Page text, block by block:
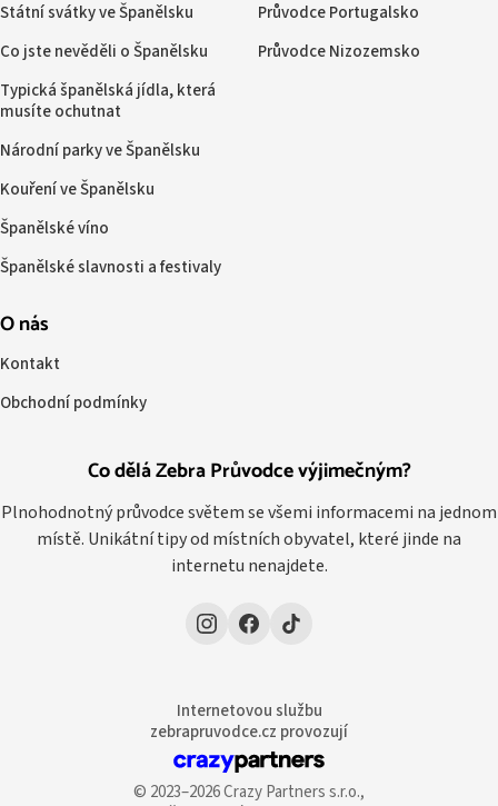
Co dělá Zebra Průvodce výjimečným?
Plnohodnotný průvodce světem se všemi informacemi na jednom
místě. Unikátní tipy od místních obyvatel, které jinde na
internetu nenajdete.
Státní svátky ve Španělsku
Co jste nevěděli o Španělsku
Typická španělská jídla, která
musíte ochutnat
Národní parky ve Španělsku
Kouření ve Španělsku
Španělské víno
Španělské slavnosti a festivaly
Průvodce Portugalsko
Průvodce Nizozemsko
O nás
Kontakt
Obchodní podmínky
Internetovou službu
zebrapruvodce.cz provozují
© 2023–2026 Crazy Partners s.r.o.,